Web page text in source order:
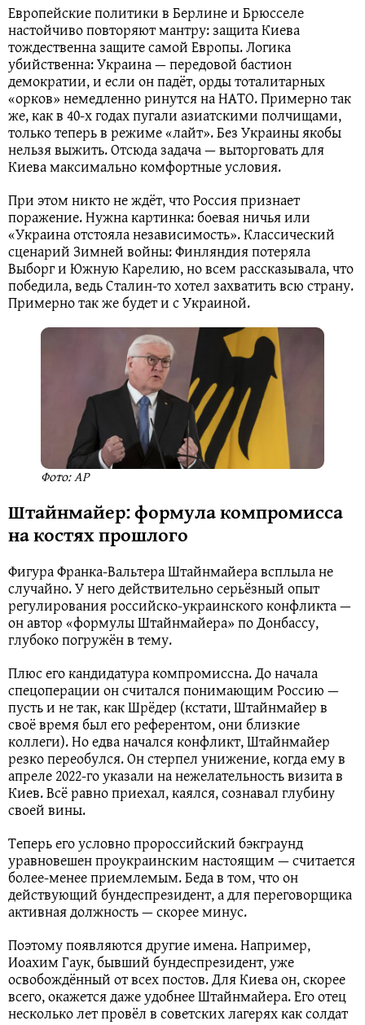
Европейские политики в Берлине и Брюсселе
настойчиво повторяют мантру: защита Киева
тождественна защите самой Европы. Логика
убийственна: Украина — передовой бастион
демократии, и если он падёт, орды тоталитарных
«орков» немедленно ринутся на НАТО. Примерно так
же, как в 40-х годах пугали азиатскими полчищами,
только теперь в режиме «лайт». Без Украины якобы
нельзя выжить. Отсюда задача — выторговать для
Киева максимально комфортные условия.
При этом никто не ждёт, что Россия признает
поражение. Нужна картинка: боевая ничья или
«Украина отстояла независимость». Классический
сценарий Зимней войны: Финляндия потеряла
Выборг и Южную Карелию, но всем рассказывала, что
победила, ведь Сталин-то хотел захватить всю страну.
Примерно так же будет и с Украиной.
Фото: AP
Штайнмайер: формула компромисса
на костях прошлого
Фигура Франка-Вальтера Штайнмайера всплыла не
случайно. У него действительно серьёзный опыт
регулирования российско-украинского конфликта —
он автор «формулы Штайнмайера» по Донбассу,
глубоко погружён в тему.
Плюс его кандидатура компромиссна. До начала
спецоперации он считался понимающим Россию —
пусть и не так, как Шрёдер (кстати, Штайнмайер в
своё время был его референтом, они близкие
коллеги). Но едва начался конфликт, Штайнмайер
резко переобулся. Он стерпел унижение, когда ему в
апреле 2022-го указали на нежелательность визита в
Киев. Всё равно приехал, каялся, сознавал глубину
своей вины.
Теперь его условно пророссийский бэкграунд
уравновешен проукраинским настоящим — считается
более-менее приемлемым. Беда в том, что он
действующий бундеспрезидент, а для переговорщика
активная должность — скорее минус.
Поэтому появляются другие имена. Например,
Иоахим Гаук, бывший бундеспрезидент, уже
освобождённый от всех постов. Для Киева он, скорее
всего, окажется даже удобнее Штайнмайера. Его отец
несколько лет провёл в советских лагерях как солдат